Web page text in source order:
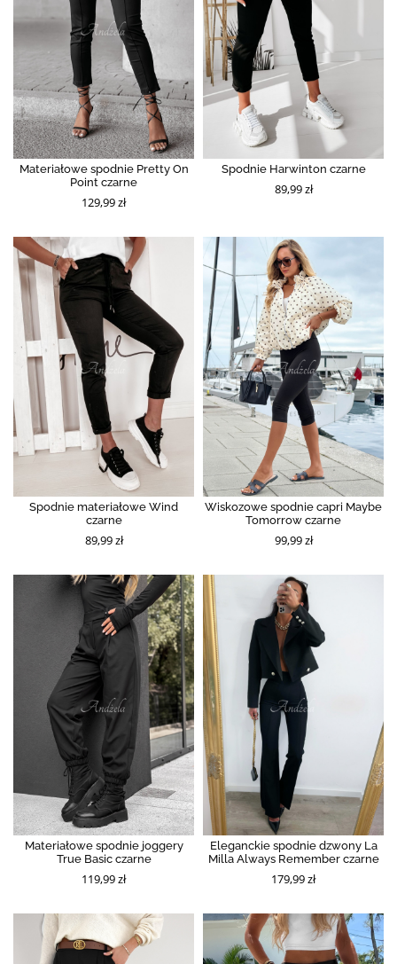
Materiałowe spodnie Pretty On
Point czarne
129,99 zł
Spodnie Harwinton czarne
89,99 zł
Spodnie materiałowe Wind
czarne
89,99 zł
Wiskozowe spodnie capri Maybe
Tomorrow czarne
99,99 zł
Materiałowe spodnie joggery
True Basic czarne
119,99 zł
Eleganckie spodnie dzwony La
Milla Always Remember czarne
179,99 zł